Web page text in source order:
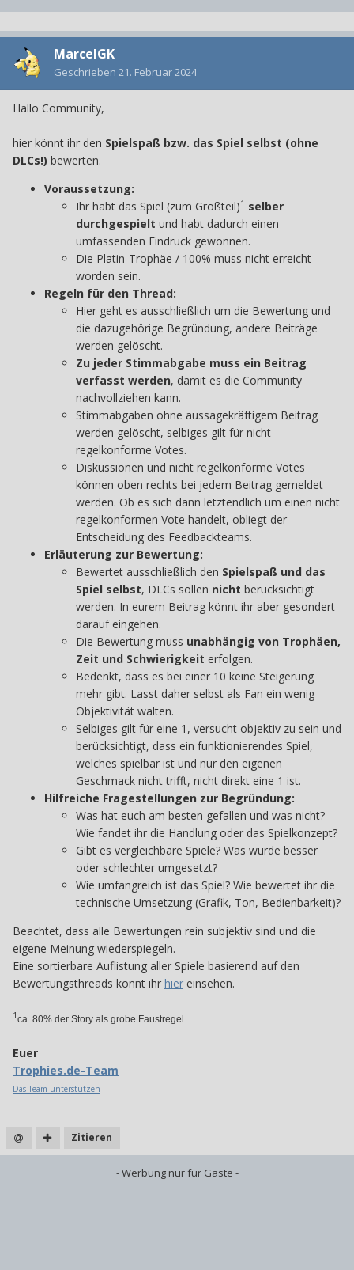
MarcelGK
Geschrieben 21. Februar 2024
Hallo Community,
hier könnt ihr den Spielspaß bzw. das Spiel selbst (ohne
DLCs!) bewerten.
Voraussetzung:
Ihr habt das Spiel (zum Großteil)1 selber
durchgespielt und habt dadurch einen
umfassenden Eindruck gewonnen.
Die Platin-Trophäe / 100% muss nicht erreicht
worden sein.
Regeln für den Thread:
Hier geht es ausschließlich um die Bewertung und
die dazugehörige Begründung, andere Beiträge
werden gelöscht.
Zu jeder Stimmabgabe muss ein Beitrag
verfasst werden, damit es die Community
nachvollziehen kann.
Stimmabgaben ohne aussagekräftigem Beitrag
werden gelöscht, selbiges gilt für nicht
regelkonforme Votes.
Diskussionen und nicht regelkonforme Votes
können oben rechts bei jedem Beitrag gemeldet
werden. Ob es sich dann letztendlich um einen nicht
regelkonformen Vote handelt, obliegt der
Entscheidung des Feedbackteams.
Erläuterung zur Bewertung:
Bewertet ausschließlich den Spielspaß und das
Spiel selbst, DLCs sollen nicht berücksichtigt
werden. In eurem Beitrag könnt ihr aber gesondert
darauf eingehen.
Die Bewertung muss unabhängig von Trophäen,
Zeit und Schwierigkeit erfolgen.
Bedenkt, dass es bei einer 10 keine Steigerung
mehr gibt. Lasst daher selbst als Fan ein wenig
Objektivität walten.
Selbiges gilt für eine 1, versucht objektiv zu sein und
berücksichtigt, dass ein funktionierendes Spiel,
welches spielbar ist und nur den eigenen
Geschmack nicht trifft, nicht direkt eine 1 ist.
Hilfreiche Fragestellungen zur Begründung:
Was hat euch am besten gefallen und was nicht?
Wie fandet ihr die Handlung oder das Spielkonzept?
Gibt es vergleichbare Spiele? Was wurde besser
oder schlechter umgesetzt?
Wie umfangreich ist das Spiel? Wie bewertet ihr die
technische Umsetzung (Grafik, Ton, Bedienbarkeit)?
Beachtet, dass alle Bewertungen rein subjektiv sind und die
eigene Meinung wiederspiegeln.
Eine sortierbare Auflistung aller Spiele basierend auf den
Bewertungsthreads könnt ihr hier einsehen.
1ca. 80% der Story als grobe Faustregel
Euer
Trophies.de-Team
Das Team unterstützen
Zitieren
- Werbung nur für Gäste -